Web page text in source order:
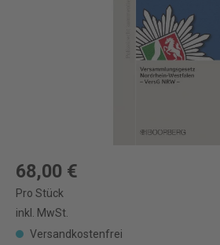
68,00 €
Pro Stück
inkl. MwSt.
Versandkostenfrei